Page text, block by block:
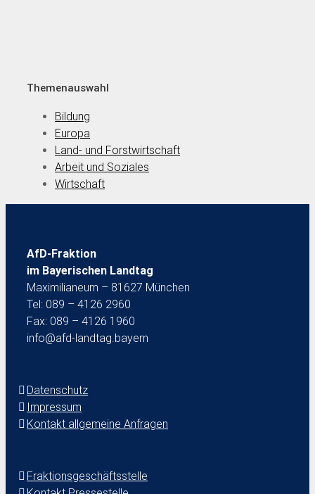
Themenauswahl
Bildung
Europa
Land- und Forstwirtschaft
Arbeit und Soziales
Wirtschaft
AfD-Fraktion
im Bayerischen Landtag
Maximilianeum – 81627 München
Tel: 089 – 4126 2960
Fax: 089 – 4126 1960
info@afd-landtag.bayern
Datenschutz
Impressum
Kontakt allgemeine Anfragen
Fraktionsgeschäftsstelle